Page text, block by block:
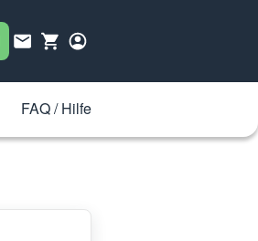
FAQ / Hilfe